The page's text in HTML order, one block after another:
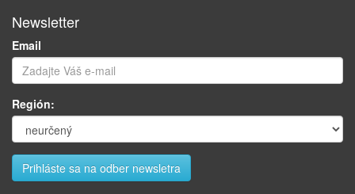
Newsletter
Email
Región: